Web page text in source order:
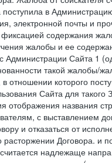
в
электронной почты и
фиксацией содержания
жалобы и ее
Администрации Сайта 1
такой
отношении которого
Сайта для
отображения названия
с выставлением
и отказаться от
Договора. и
надлежаще